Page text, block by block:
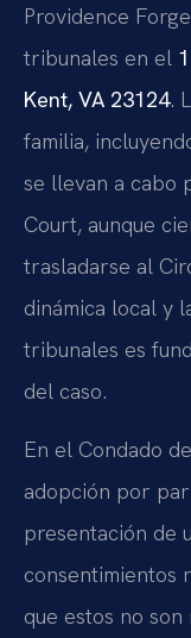
Providence
tribunales en el
Kent, VA 23124.
familia,
se llevan a cabo
Court, aunque
trasladarse al
dinámica local y
tribunales es
del caso.
En el Condado
adopción por
presentación de
consentimientos
que estos no